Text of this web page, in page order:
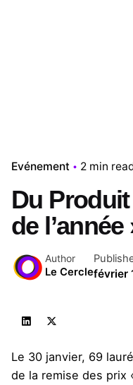
Evénement 2 min
Du
de l’année
Author
Le Cerclefévrier
Le 30 janvier, 69
de la remise des prix